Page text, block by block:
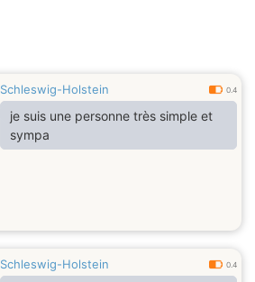
Schleswig-Holstein 0.4
je suis une personne très simple et
sympa
Schleswig-Holstein 0.4